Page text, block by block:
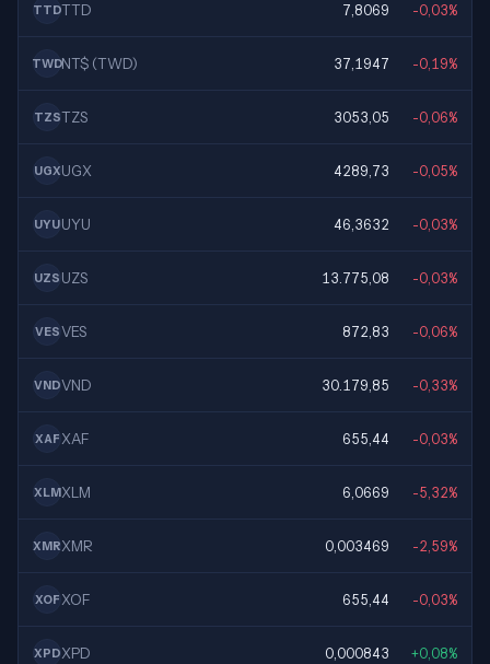
TTDTTD 7,8069 -0,03%
TWDNT$ (TWD) 37,1947 -0,19%
TZSTZS 3053,05 -0,06%
UGXUGX 4289,73 -0,05%
UYUUYU 46,3632 -0,03%
UZS UZS 13.775,08 -0,03%
VESVES 872,83 -0,06%
VNDVND 30.179,85 -0,33%
XAF XAF 655,44 -0,03%
XLMXLM 6,0669 -5,32%
XMRXMR 0,003469 -2,59%
XOF XOF 655,44 -0,03%
XPDXPD 0,000843 +0,08%